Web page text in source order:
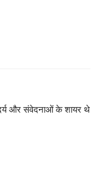
और संवेदनाओं के शायर थे